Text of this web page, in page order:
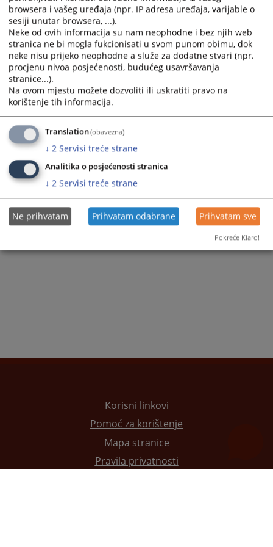
Prateći dokumenti
Evidencija od 01.07.-30.09.2023.godine
336 PREGLEDA
Korisni linkovi
Pomoć za korištenje
Mapa stranice
Pravila privatnosti
browsera i vašeg uređaja (npr. IP adresa uređaja, varijable o
sesiji unutar browsera, ...).
Neke od ovih informacija su nam neophodne i bez njih web
stranica ne bi mogla fukcionisati u svom punom obimu, dok
neke nisu prijeko neophodne a služe za dodatne stvari (npr.
procjenu nivoa posjećenosti, budućeg usavršavanja
stranice...).
Na ovom mjestu možete dozvoliti ili uskratiti pravo na
korištenje tih informacija.
Translation(obavezna)
↓ 2 Servisi treće strane
Analitika o posjećenosti stranica
↓ 2 Servisi treće strane
Ne prihvatam Prihvatam odabrane Prihvatam sve
Pokreće Klaro!